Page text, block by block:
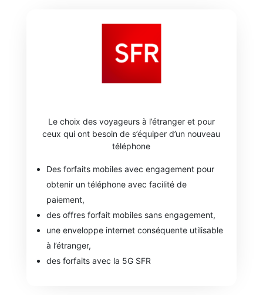
Le choix des voyageurs à l’étranger et pour
ceux qui ont besoin de s’équiper d’un nouveau
téléphone
Des forfaits mobiles avec engagement pour
obtenir un téléphone avec facilité de
paiement,
des offres forfait mobiles sans engagement,
une enveloppe internet conséquente utilisable
à l’étranger,
des forfaits avec la 5G SFR